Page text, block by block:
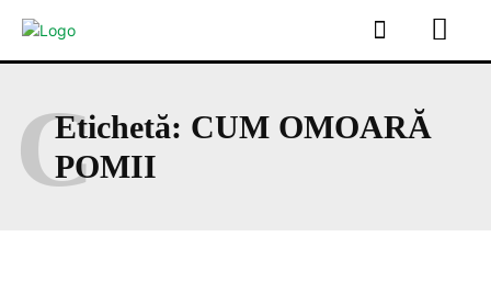
Etichetă: CUM OMOARĂ
POMII
C